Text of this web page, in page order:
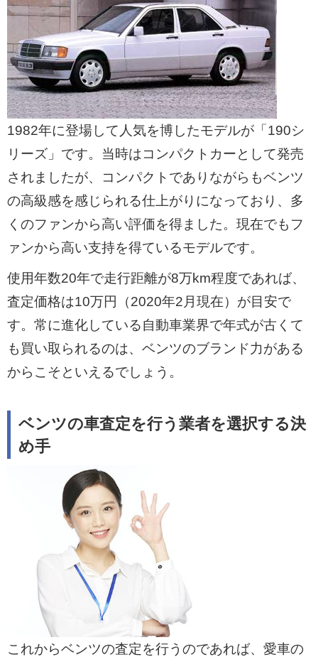
1982年に登場して人気を博したモデルが「190シ
リーズ」です。当時はコンパクトカーとして発売
されましたが、コンパクトでありながらもベンツ
の高級感を感じられる仕上がりになっており、多
くのファンから高い評価を得ました。現在でもフ
ァンから高い支持を得ているモデルです。
使用年数20年で走行距離が8万km程度であれば、
査定価格は10万円（2020年2月現在）が目安で
す。常に進化している自動車業界で年式が古くて
も買い取られるのは、ベンツのブランド力がある
からこそといえるでしょう。
ベンツの車査定を行う業者を選択する決
め手
これからベンツの査定を行うのであれば、愛車の